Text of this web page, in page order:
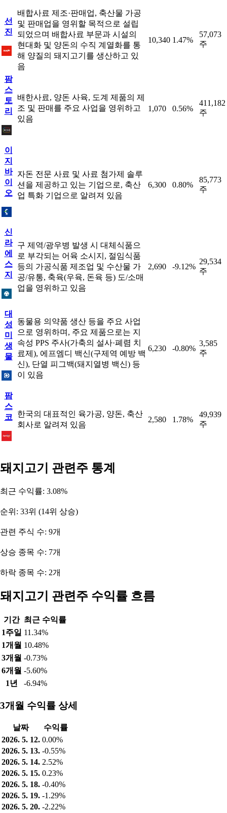
선
진
배합사료 제조·판매업, 축산물 가공
및 판매업을 영위할 목적으로 설립
되었으며 배합사료 부문과 시설의
현대화 및 양돈의 수직 계열화를 통
해 양질의 돼지고기를 생산하고 있
음
10,340 1.47%
57,073
주
팜
스
토
리
배한사료, 양돈 사육, 도계 제품의 제
조 및 판매를 주요 사업을 영위하고
있음
1,070 0.56%
411,182
주
이
지
바
이
오
자돈 전문 사료 및 사료 첨가제 솔루
션을 제공하고 있는 기업으로, 축산
업 특화 기업으로 알려져 있음
6,300 0.80%
85,773
주
신
라
에
스
지
구 제역/광우병 발생 시 대체식품으
로 부각되는 어육 소시지, 절임식품
등의 가공식품 제조업 및 수산물 가
공/유통, 축육(우육, 돈육 등) 도/소매
업을 영위하고 있음
2,690 -9.12%
29,534
주
대
성
미
생
물
동물용 의약품 생산 등을 주요 사업
으로 영위하며, 주요 제품으로는 지
속성 PPS 주사(가축의 설사·폐렴 치
료제), 에프엠디 백신(구제역 예방 백
신), 단열 피그백(돼지열병 백신) 등
이 있음
6,230 -0.80%
3,585
주
팜
스
코
한국의 대표적인 육가공, 양돈, 축산
회사로 알려져 있음
2,580 1.78%
49,939
주
돼지고기 관련주 통계
최근 수익률: 3.08%
순위: 33위 (14위 상승)
관련 주식 수: 9개
상승 종목 수: 7개
하락 종목 수: 2개
돼지고기 관련주 수익률 흐름
기간 최근 수익률
1주일 11.34%
1개월 10.48%
3개월 -0.73%
6개월 -5.60%
1년
-6.94%
3개월 수익률 상세
날짜
수익률
2026. 5. 12. 0.00%
2026. 5. 13. -0.55%
2026. 5. 14. 2.52%
2026. 5. 15. 0.23%
2026. 5. 18. -0.40%
2026. 5. 19. -1.29%
2026. 5. 20. -2.22%